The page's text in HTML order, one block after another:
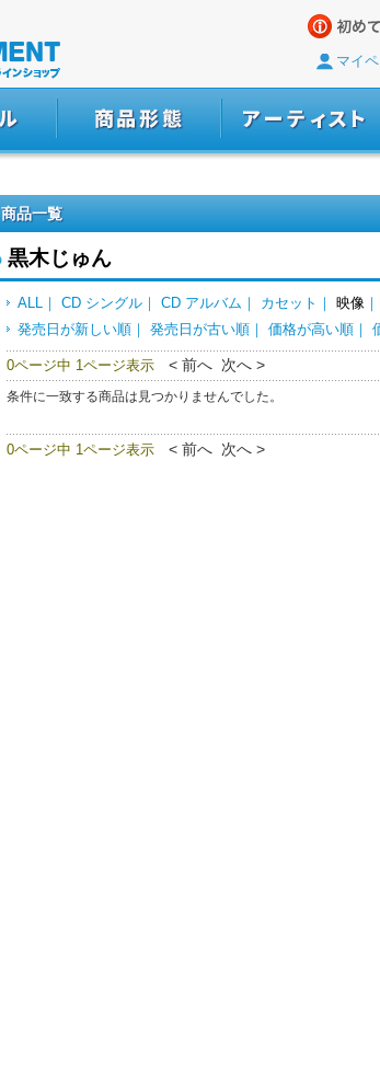
マイ
商品一覧
黒木じゅん
ALL ｜ CD シングル ｜ CD アルバム ｜ カセット ｜ 映像 ｜
発売日が新しい順 ｜ 発売日が古い順 ｜ 価格が高い順 ｜
0ページ中 1ページ表示 < 前へ 次へ >
条件に一致する商品は見つかりませんでした。
0ページ中 1ページ表示 < 前へ 次へ >